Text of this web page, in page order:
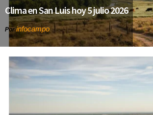
Clima en San Luis hoy 5 julio 2026
Porinfocampo